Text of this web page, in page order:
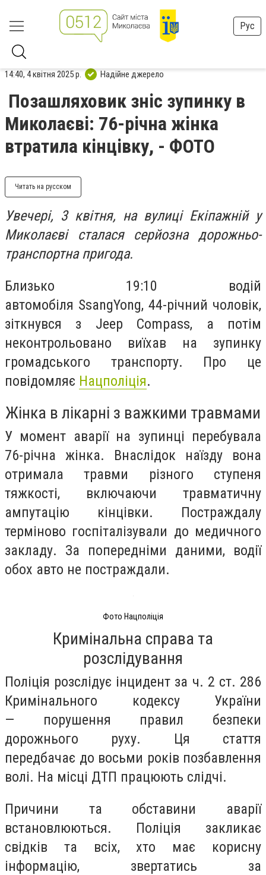
Рус
14:40, 4 квітня 2025 р. Надійне джерело
Позашляховик зніс зупинку в
Миколаєві: 76-річна жінка
втратила кінцівку, - ФОТО
Читать на русском
Увечері, 3 квітня, на вулиці Екіпажній у
Миколаєві сталася серйозна дорожньо-
транспортна пригода.
Близько 19:10 водій
автомобіля SsangYong, 44-річний чоловік,
зіткнувся з Jeep Compass, а потім
неконтрольовано виїхав на зупинку
громадського транспорту. Про це
повідомляє Нацполіція.
Жінка в лікарні з важкими травмами
У момент аварії на зупинці перебувала
76-річна жінка. Внаслідок наїзду вона
отримала травми різного ступеня
тяжкості, включаючи травматичну
ампутацію кінцівки. Постраждалу
терміново госпіталізували до медичного
закладу. За попередніми даними, водії
обох авто не постраждали.
Фото Нацполіція
Кримінальна справа та
розслідування
Поліція розслідує інцидент за ч. 2 ст. 286
Кримінального кодексу України
— порушення правил безпеки
дорожнього руху. Ця стаття
передбачає до восьми років позбавлення
волі. На місці ДТП працюють слідчі.
Причини та обставини аварії
встановлюються. Поліція закликає
свідків та всіх, хто має корисну
інформацію, звертатись за